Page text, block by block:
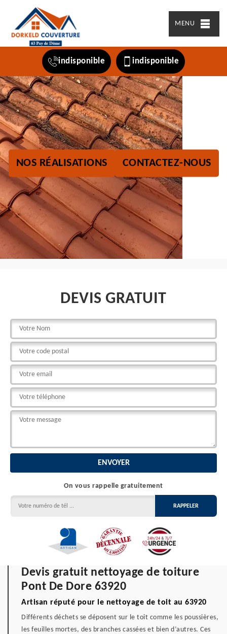
MENU
indisponible indisponible
NOS RÉALISATIONS CONTACTEZ-NOUS
DEVIS GRATUIT
On vous rappelle gratuitement
Devis gratuit nettoyage de toiture
Pont De Dore 63920
Artisan réputé pour le nettoyage de toit au 63920
Différents déchets se déposent sur le toit comme les poussières,
les feuilles mortes, des branches cassées et bien d’autres. Ces